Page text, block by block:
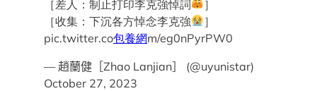
［差人：制止打印李克強悼詞
］
［收集：下沉各方悼念李克強
］
pic.twitter.co包養網m/eg0nPyrPW0
— 趙蘭健［Zhao Lanjian］ (@uyunistar)
October 27, 2023